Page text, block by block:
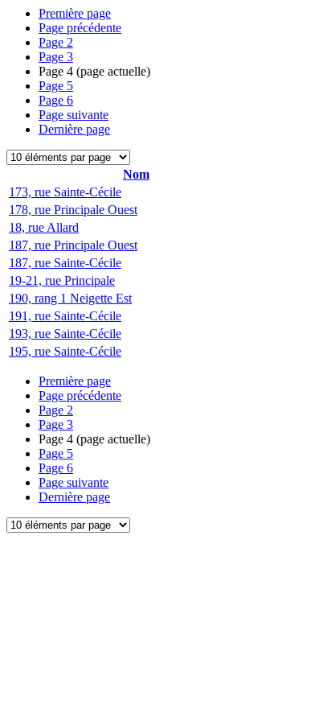
Première page
Page précédente
Page 2
Page 3
Page 4 (page actuelle)
Page 5
Page 6
Page suivante
Dernière page
Nom
173, rue Sainte-Cécile
178, rue Principale Ouest
18, rue Allard
187, rue Principale Ouest
187, rue Sainte-Cécile
19-21, rue Principale
190, rang 1 Neigette Est
191, rue Sainte-Cécile
193, rue Sainte-Cécile
195, rue Sainte-Cécile
Première page
Page précédente
Page 2
Page 3
Page 4 (page actuelle)
Page 5
Page 6
Page suivante
Dernière page